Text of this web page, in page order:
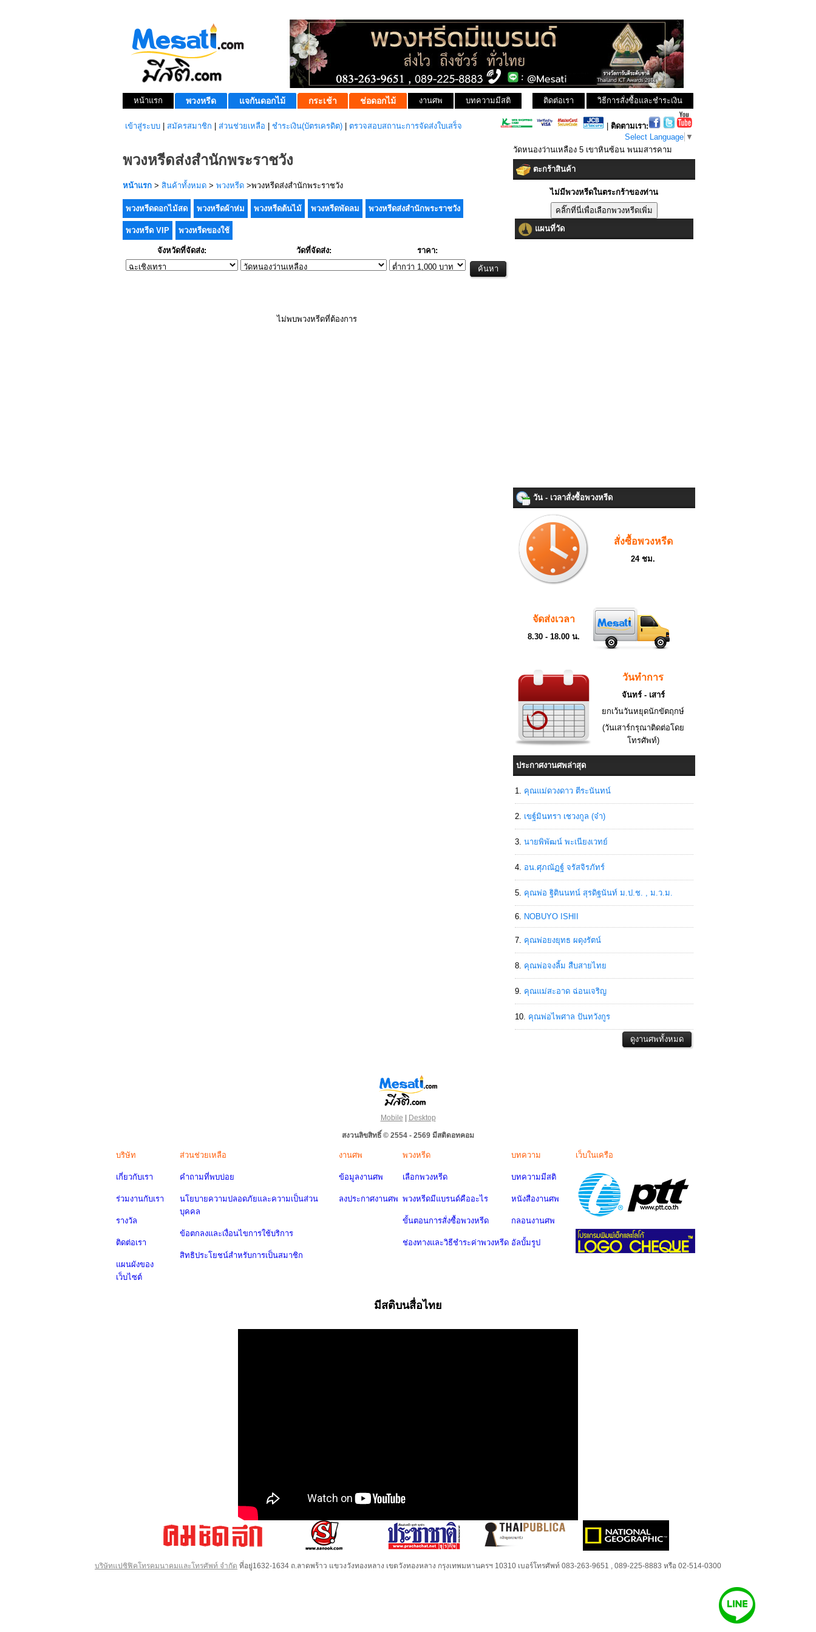
หน้าแรก พวงหรีด แจกันดอกไม้ กระเช้า ช่อดอกไม้ งานศพ บทความมีสติ วิธีการสั่งซื้อและชำระเงิน
ติดต่อเรา
เข้าสู่ระบบ สมัครสมาชิก ส่วนช่วยเหลือ ชำระเงิน(บัตรเครดิต) ตรวจสอบสถานะการจัดส่งใบเสร็จ
ติดตามเรา:
Select Language ▼
พวงหรีดส่งสำนักพระราชวัง
หน้าแรก > สินค้าทั้งหมด > พวงหรีด >พวงหรีดส่งสำนักพระราชวัง
พวงหรีดดอกไม้สด พวงหรีดผ้าห่ม พวงหรีดต้นไม้ พวงหรีดพัดลม พวงหรีดส่งสำนักพระราชวัง
พวงหรีด VIP พวงหรีดของใช้
จังหวัดที่จัดส่ง: วัดที่จัดส่ง: ราคา:
ไม่พบพวงหรีดที่ต้องการ
วัดหนองว่านเหลือง 5 เขาหินซ้อน พนมสารคาม
ตะกร้าสินค้า
ไม่มีพวงหรีดในตระกร้าของท่าน
แผนที่วัด
วัน - เวลาสั่งซื้อพวงหรีด
สั่งซื้อพวงหรีด
24 ชม.
จัดส่งเวลา
8.30 - 18.00 น.
วันทำการ
จันทร์ - เสาร์
ยกเว้นวันหยุดนักขัตฤกษ์
(วันเสาร์กรุณาติดต่อโดย
โทรศัพท์)
ประกาศงานศพล่าสุด
คุณแม่ดวงดาว ตีระนันทน์
เขฐ์มินทรา เชวงกูล (จ๋า)
นายพิพัฒน์ พะเนียงเวทย์
อน.ศุภณัฏฐ์ จรัสจิรภัทร์
คุณพ่อ ฐิตินนทน์ สุรดิฐนันท์ ม.ป.ช. , ม.ว.ม.
NOBUYO ISHII
คุณพ่อยงยุทธ ผดุงรัตน์
คุณพ่อจงลิ้ม สืบสายไทย
คุณแม่สะอาด ฉ่อนเจริญ
คุณพ่อไพศาล ปันทวังกูร
Mobile | Desktop
สงวนลิขสิทธิ์ © 2554 - 2569 มีสติดอทคอม
บริษัท
เกี่ยวกับเรา
ร่วมงานกับเรา
รางวัล
ติดต่อเรา
แผนผังของ
เว็บไซต์
ส่วนช่วยเหลือ
คำถามที่พบบ่อย
นโยบายความปลอดภัยและความเป็นส่วน
บุคคล
ข้อตกลงและเงื่อนไขการใช้บริการ
สิทธิประโยชน์สำหรับการเป็นสมาชิก
งานศพ
ข้อมูลงานศพ
ลงประกาศงานศพ
พวงหรีด
เลือกพวงหรีด
พวงหรีดมีแบรนด์คืออะไร
ขั้นตอนการสั่งซื้อพวงหรีด
ช่องทางและวิธีชำระค่าพวงหรีด
บทความ
บทความมีสติ
หนังสืองานศพ
กลอนงานศพ
อัลบั้มรูป
เว็บในเครือ
มีสติบนสื่อไทย
บริษัทแปซิฟิคโทรคมนาคมและโทรศัพท์ จำกัด ที่อยู่1632-1634 ถ.ลาดพร้าว แขวงวังทองหลาง เขตวังทองหลาง กรุงเทพมหานครฯ 10310 เบอร์โทรศัพท์ 083-263-9651 , 089-225-8883 หรือ 02-514-0300